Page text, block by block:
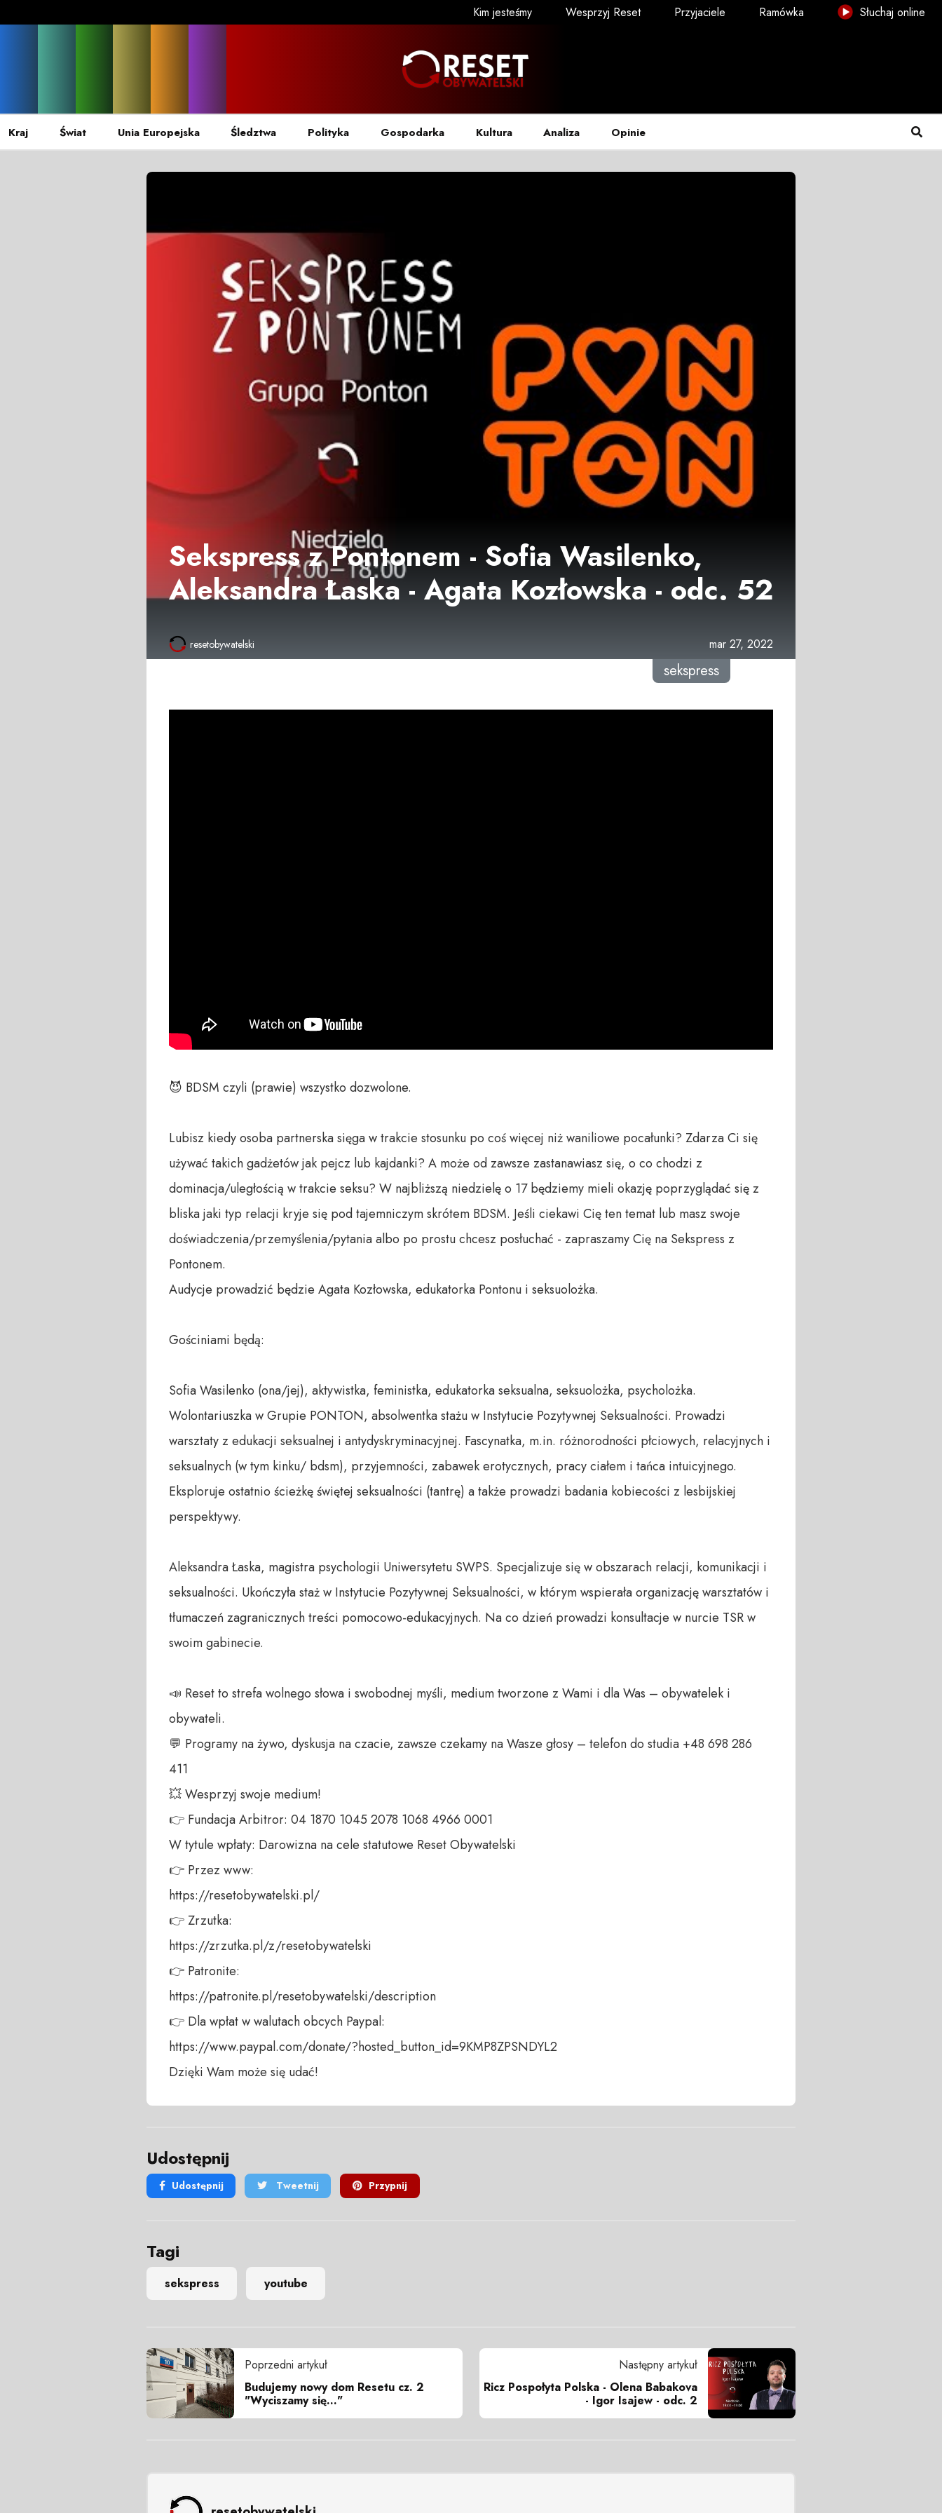
Kim jesteśmy Wesprzyj Reset Przyjaciele Ramówka Słuchaj online
Kraj Świat Unia Europejska Śledztwa Polityka Gospodarka Kultura Analiza Opinie
Sekspress z Pontonem - Sofia Wasilenko,
Aleksandra Łaska - Agata Kozłowska - odc. 52
resetobywatelski mar 27, 2022
sekspress
😈 BDSM czyli (prawie) wszystko dozwolone.
Lubisz kiedy osoba partnerska sięga w trakcie stosunku po coś więcej niż waniliowe pocałunki? Zdarza Ci się
używać takich gadżetów jak pejcz lub kajdanki? A może od zawsze zastanawiasz się, o co chodzi z
dominacja/uległością w trakcie seksu? W najbliższą niedzielę o 17 będziemy mieli okazję poprzyglądać się z
bliska jaki typ relacji kryje się pod tajemniczym skrótem BDSM. Jeśli ciekawi Cię ten temat lub masz swoje
doświadczenia/przemyślenia/pytania albo po prostu chcesz posłuchać - zapraszamy Cię na Sekspress z
Pontonem.
Audycje prowadzić będzie Agata Kozłowska, edukatorka Pontonu i seksuolożka.
Gościniami będą:
Sofia Wasilenko (ona/jej), aktywistka, feministka, edukatorka seksualna, seksuolożka, psycholożka.
Wolontariuszka w Grupie PONTON, absolwentka stażu w Instytucie Pozytywnej Seksualności. Prowadzi
warsztaty z edukacji seksualnej i antydyskryminacyjnej. Fascynatka, m.in. różnorodności płciowych, relacyjnych i
seksualnych (w tym kinku/ bdsm), przyjemności, zabawek erotycznych, pracy ciałem i tańca intuicyjnego.
Eksploruje ostatnio ścieżkę świętej seksualności (tantrę) a także prowadzi badania kobiecości z lesbijskiej
perspektywy.
Aleksandra Łaska, magistra psychologii Uniwersytetu SWPS. Specjalizuje się w obszarach relacji, komunikacji i
seksualności. Ukończyła staż w Instytucie Pozytywnej Seksualności, w którym wspierała organizację warsztatów i
tłumaczeń zagranicznych treści pomocowo-edukacyjnych. Na co dzień prowadzi konsultacje w nurcie TSR w
swoim gabinecie.
📣 Reset to strefa wolnego słowa i swobodnej myśli, medium tworzone z Wami i dla Was – obywatelek i
obywateli.
💬 Programy na żywo, dyskusja na czacie, zawsze czekamy na Wasze głosy – telefon do studia +48 698 286
411
💥 Wesprzyj swoje medium!
👉 Fundacja Arbitror: 04 1870 1045 2078 1068 4966 0001
W tytule wpłaty: Darowizna na cele statutowe Reset Obywatelski
👉 Przez www:
https://resetobywatelski.pl/
👉 Zrzutka:
https://zrzutka.pl/z/resetobywatelski
👉 Patronite:
https://patronite.pl/resetobywatelski/description
👉 Dla wpłat w walutach obcych Paypal:
https://www.paypal.com/donate/?hosted_button_id=9KMP8ZPSNDYL2
Dzięki Wam może się udać!
Udostępnij
Udostępnij Tweetnij Przypnij
Tagi
sekspress youtube
Poprzedni artykuł
Budujemy nowy dom Resetu cz. 2
"Wyciszamy się..."
Następny artykuł
Ricz Pospołyta Polska - Olena Babakova
- Igor Isajew - odc. 2